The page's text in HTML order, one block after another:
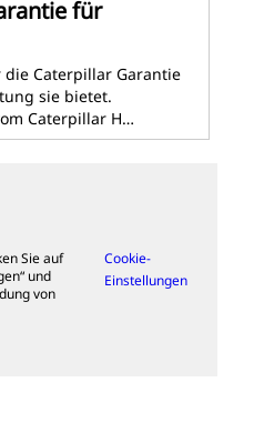
für
Caterpillar Garantie
sie bietet.
Caterpillar H…
Sie auf
und
von
Cookie-
Einstellungen